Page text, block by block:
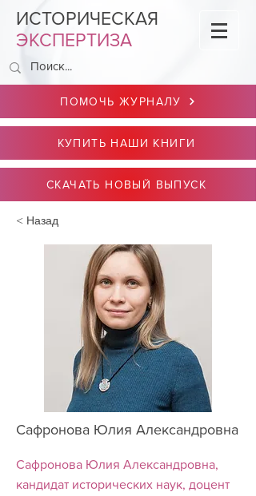
ИСТОРИЧЕСКАЯ
ЭКСПЕРТИЗА
ПОМОЧЬ ЖУРНАЛУ
КУПИТЬ НАШИ КНИГИ
СКАЧАТЬ НОВЫЙ ВЫПУСК
< Назад
Сафронова Юлия Александровна
Сафронова Юлия Александровна,
кандидат исторических наук, доцент